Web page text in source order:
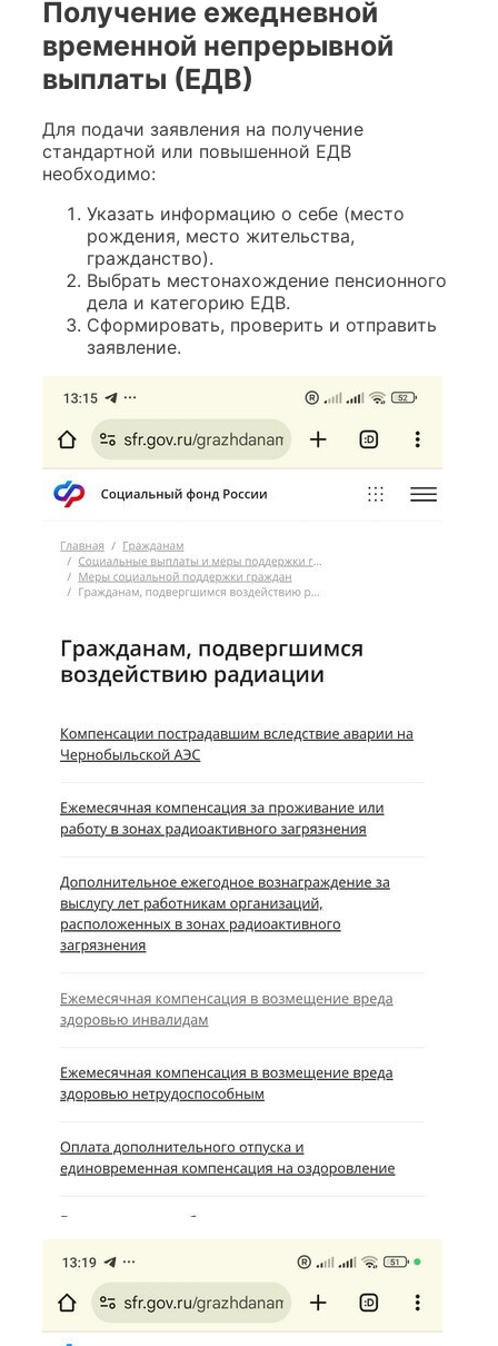
Получение ежедневной
временной непрерывной
выплаты (ЕДВ)
Для подачи заявления на получение
стандартной или повышенной ЕДВ
необходимо:
Указать информацию о себе (место
рождения, место жительства,
гражданство).
Выбрать местонахождение пенсионного
дела и категорию ЕДВ.
Сформировать, проверить и отправить
заявление.